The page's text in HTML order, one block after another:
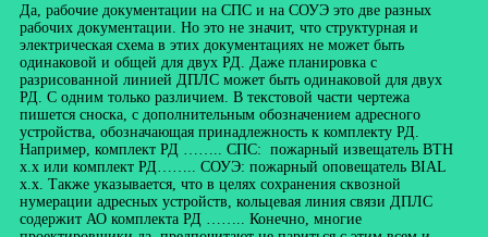
Да, рабочие документации на СПС и на СОУЭ это две разных
рабочих документации. Но это не значит, что структурная и
электрическая схема в этих документациях не может быть
одинаковой и общей для двух РД. Даже планировка с
разрисованной линией ДПЛС может быть одинаковой для двух
РД. С одним только различием. В текстовой части чертежа
пишется сноска, с дополнительным обозначением адресного
устройства, обозначающая принадлежность к комплекту РД.
Например, комплект РД …….. СПС: пожарный извещатель BTH
x.x или комплект РД…….. СОУЭ: пожарный оповещатель BIAL
x.x. Также указывается, что в целях сохранения сквозной
нумерации адресных устройств, кольцевая линия связи ДПЛС
содержит АО комплекта РД …….. Конечно, многие